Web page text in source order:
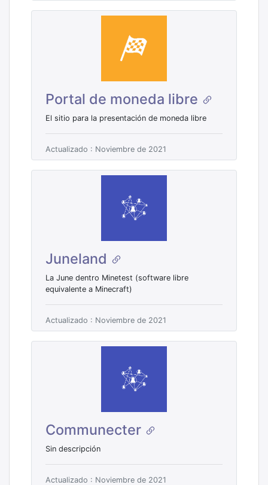
Portal de moneda libre
El sitio para la presentación de moneda libre
Actualizado : Noviembre de 2021
Juneland
La June dentro Minetest (software libre
equivalente a Minecraft)
Actualizado : Noviembre de 2021
Communecter
Sin descripción
Actualizado : Noviembre de 2021